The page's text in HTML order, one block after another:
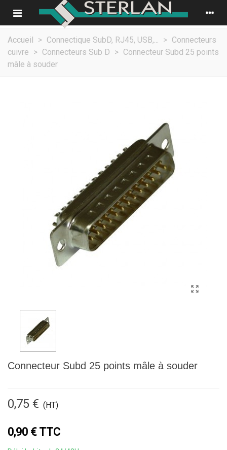
Accueil > Connectique SubD, RJ45, USB,... > Connecteurs
cuivre > Connecteurs Sub D > Connecteur Subd 25 points
mâle à souder
Connecteur Subd 25 points mâle à souder
0,75 € (HT)
0,90 € TTC